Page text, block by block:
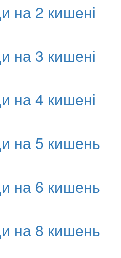
на 2 кишені
на 3 кишені
на 4 кишені
на 5 кишень
на 6 кишень
на 8 кишень